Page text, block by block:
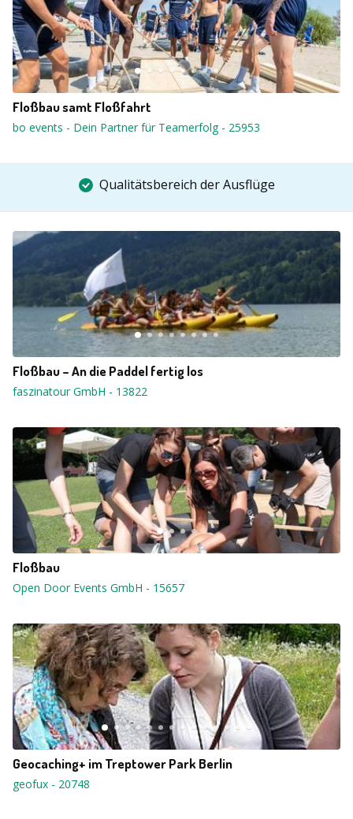
Floßbau samt Floßfahrt
bo events - Dein Partner für Teamerfolg- 25953
Qualitätsbereich der Ausflüge
Floßbau – An die Paddel fertig los
faszinatour GmbH - 13822
Floßbau
Open Door Events GmbH - 15657
Geocaching+ im Treptower Park Berlin
geofux - 20748